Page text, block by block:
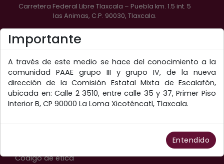
Importante
A través de este medio se hace del conocimiento a la
comunidad PAAE grupo III y grupo IV, de la nueva
dirección de la Comisión Estatal Mixta de Escalafón,
ubicada en: Calle 2 3510, entre calle 35 y 37, Primer Piso
Interior B, CP 90000 La Loma Xicoténcatl, Tlaxcala.
Entendido
Carretera Federal Libre Tlaxcala – Puebla km. 1.5 int. 5
las Animas, C.P. 90030, Tlaxcala.
Web premiada con el Premio Internacional OX
Código de ética